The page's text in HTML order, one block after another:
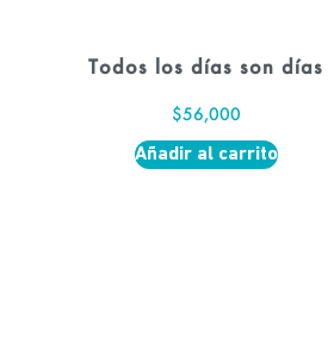
Todos los días son días
$56,000
Añadir al carrito